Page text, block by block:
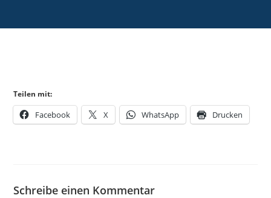
Teilen mit:
Facebook X WhatsApp Drucken
Schreibe einen Kommentar